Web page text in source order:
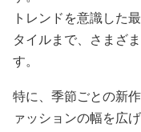
トレンドを意識した
タイルまで、さまざ
す。
特に、季節ごとの新
ァッションの幅を広